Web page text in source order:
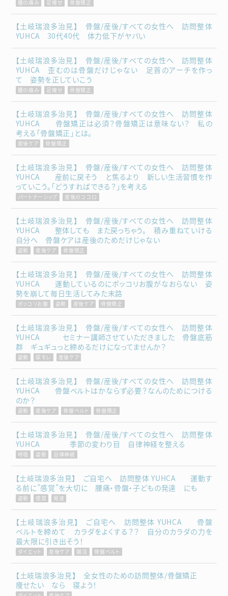
腰の痛み 足痩せ 骨盤矯正
【土岐瑞浪多治見】 骨盤/産後/すべての女性へ 訪問整体
YUHCA 30代40代 体力低下がヤバい
【土岐瑞浪多治見】 骨盤/産後/すべての女性へ 訪問整体
YUHCA 歪むのは骨盤だけじゃない 足首のアーチを作っ
て 姿勢を正していこう
腰の痛み 足痩せ 骨盤矯正
【土岐瑞浪多治見】 骨盤/産後/すべての女性へ 訪問整体
YUHCA 骨盤矯正は必須？骨盤矯正は意味ない？ 私の
考える「骨盤矯正」とは。
産後ケア 骨盤矯正
【土岐瑞浪多治見】 骨盤/産後/すべての女性へ 訪問整体
YUHCA 産前に戻そう と焦るより 新しい生活習慣を作
っていこう。「どうすればできる？」を考える
パートナーシップ 産後のココロ
【土岐瑞浪多治見】 骨盤/産後/すべての女性へ 訪問整体
YUHCA 整体しても また戻っちゃう。 積み重ねていける
自分へ 骨盤ケアは産後のためだけじゃない
姿勢 産後ケア 骨盤矯正
【土岐瑞浪多治見】 骨盤/産後/すべての女性へ 訪問整体
YUHCA 運動しているのにポッコリお腹がなおらない 姿
勢を崩して毎日生活してみた末路
ポッコリお腹 姿勢 産後ケア 骨盤矯正
【土岐瑞浪多治見】 骨盤/産後/すべての女性へ 訪問整体
YUHCA セミナー講師させていただきました 骨盤底筋
群 ギュギュっと締めるだけになってませんか？
姿勢 尿モレ 産後ケア
【土岐瑞浪多治見】 骨盤/産後/すべての女性へ 訪問整体
YUHCA 骨盤ベルトはかならず必要？なんのためにつける
のか？
姿勢 産後ケア 骨盤ベルト 骨盤矯正
【土岐瑞浪多治見】 骨盤/産後/すべての女性へ 訪問整体
YUHCA 季節の変わり目 自律神経を整える
呼吸 姿勢 自律神経
【土岐瑞浪多治見】 ご自宅へ 訪問整体 YUHCA 運動す
る前に”感覚”を大切に 腰痛・骨盤・子どもの発達 にも
姿勢 感覚 発達
【土岐瑞浪多治見】 ご自宅へ 訪問整体 YUHCA 骨盤
ベルトを締めて カラダをよくする？？ 自分のカラダの力を
最大限に引き出そう！
ダイエット 産後ケア 腸活 骨盤ベルト
【土岐瑞浪多治見】 全女性のための訪問整体/骨盤矯正
痩せたい なら 寝よう！